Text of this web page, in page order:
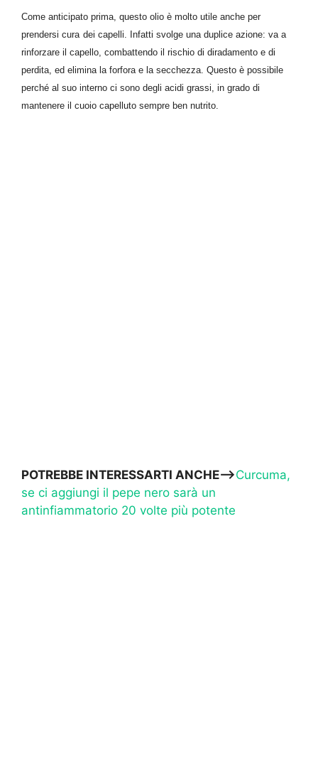
Come anticipato prima, questo olio è molto utile anche per
prendersi cura dei capelli. Infatti svolge una duplice azione: vaa
rinforzare il capello, combattendo il rischio di diradamento e di
perdita, ed eliminala forfora e la secchezza. Questo è possibile
perché al suo interno ci sono degli acidi grassi, in grado di
mantenere il cuoio capelluto sempre ben nutrito.
POTREBBE INTERESSARTI ANCHE—>Curcuma,
se ci aggiungi il pepe nero sarà un
antinfiammatorio 20 volte più potente